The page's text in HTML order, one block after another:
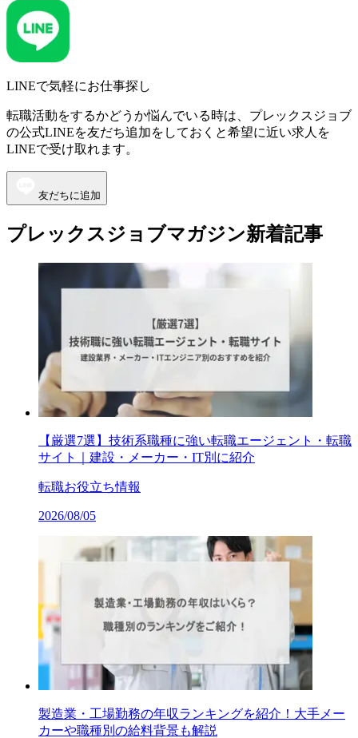
LINEで気軽にお仕事探し
転職活動をするかどうか悩んでいる時は、プレックスジョブ
の公式LINEを友だち追加をしておくと希望に近い求人を
LINEで受け取れます。
友だちに追加
プレックスジョブマガジン新着記事
【厳選7選】技術系職種に強い転職エージェント・転職
サイト｜建設・メーカー・IT別に紹介
転職お役立ち情報
2026/08/05
製造業・工場勤務の年収ランキングを紹介！大手メー
カーや職種別の給料背景も解説